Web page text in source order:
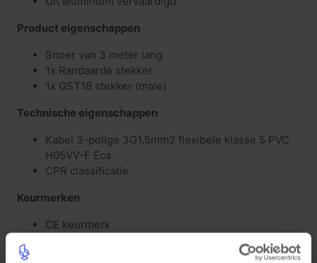
Product eigenschappen
Snoer van 3 meter lang
1x Randaarde stekker
1x GST18 stekker (male)
Technische eigenschappen
Kabel 3-polige 3G1.5mm2 flexibele klasse 5 PVC
H05VV-F Eca
CPR classificatie
Keurmerken
CE keurmerk